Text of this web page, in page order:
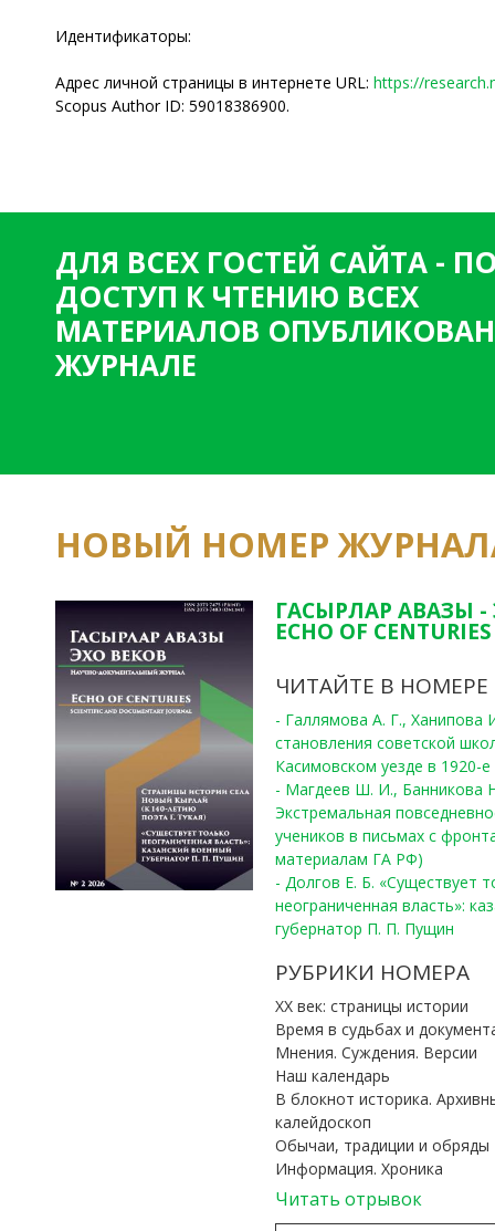
Идентификаторы:
Адрес личной страницы в интернете URL: https://
Scopus Author ID: 59018386900.
ДЛЯ ВСЕХ ГОСТЕЙ САЙТА -
ДОСТУП К ЧТЕНИЮ ВСЕХ
МАТЕРИАЛОВ
ЖУРНАЛЕ
НОВЫЙ НОМЕР
ГАСЫРЛАР АВАЗЫ -
ECHO OF
ЧИТАЙТЕ В НОМЕРЕ
- Галлямова А. Г.,
становления советской
Касимовском уезде в 1920-е
- Магдеев Ш. И., Банникова
Экстремальная
учеников в письмах с
материалам ГА РФ)
- Долгов Е. Б. «Существует
неограниченная власть»:
губернатор П. П. Пущин
РУБРИКИ НОМЕРА
ХХ век: страницы истории
Время в судьбах и
Мнения. Суждения. Версии
Наш календарь
В блокнот историка.
калейдоскоп
Обычаи, традиции и обряды
Информация. Хроника
Читать отрывок